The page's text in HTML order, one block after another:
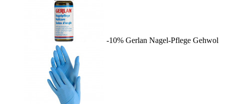
-10% Gerlan Nagel-Pflege Gehwol